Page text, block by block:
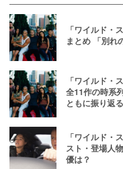
「ワイルド・
まとめ 「別れ
「ワイルド・
全11作の時系
ともに振り返る
「ワイルド・
スト・登場人
優は？